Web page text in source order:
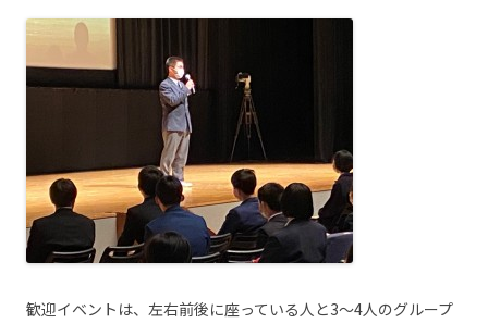
歓迎イベントは、左右前後に座っている人と3～4人のグループ